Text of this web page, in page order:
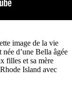
image de la vie
d’une Bella âgée
filles et sa mère
Island avec